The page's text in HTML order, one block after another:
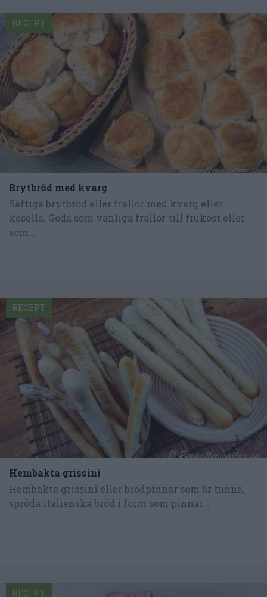
Brytbröd med kvarg
Saftiga brytbröd eller frallor med kvarg eller
kesella. Goda som vanliga frallor till frukost eller
som...
RECEPT
Hembakta grissini
Hembakta grissini eller brödpinnar som är tunna,
spröda italienska bröd i form som pinnar...
RECEPT
RECEPT